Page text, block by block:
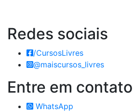
Redes sociais
/CursosLivres
@maiscursos_livres
Entre em contato
WhatsApp